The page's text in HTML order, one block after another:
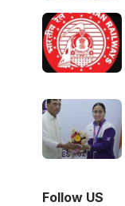
Follow US